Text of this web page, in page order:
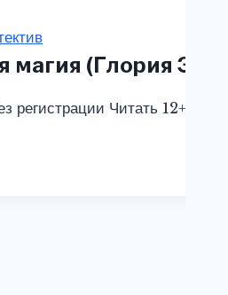
магия (Глория
регистрации Читать 12+